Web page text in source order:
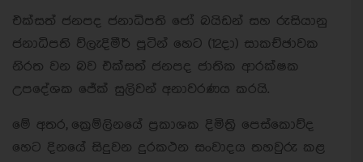
එක්සත් ජනපද ජනාධිපති ජෝ බයිඩන් සහ රුසියානු
ජනාධිපති ව්ලැදිමීර් පූටින් හෙට (12දා) සාකච්ඡාවක
නිරත වන බව එක්සත් ජනපද ජාතික ආරක්ෂක
උපදේශක ජේක් සුලිවන් අනාවරණය කරයි.
මේ අතර, ක්‍රෙම්ලිනයේ ප්‍රකාශක දිමිත්‍රි පෙස්කොව්ද
හෙට දිනයේ සිදුවන දුරකථන සංවාදය තහවුරු කළ